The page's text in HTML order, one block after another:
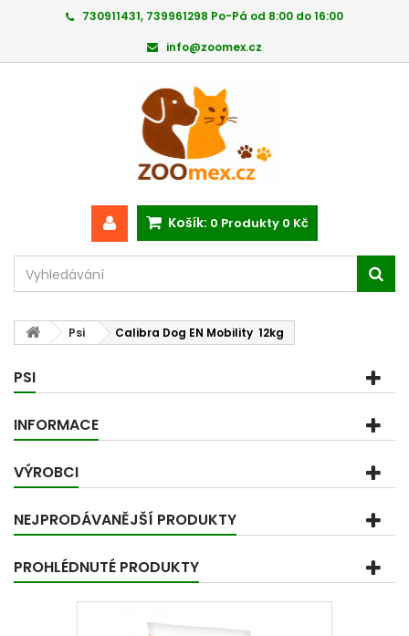
730911431, 739961298 Po-Pá od 8:00 do 16:00
info@zoomex.cz
Košík: 0 Produkty 0 Kč
Psi Calibra Dog EN Mobility 12kg
PSI
INFORMACE
VÝROBCI
NEJPRODÁVANĚJŠÍ PRODUKTY
PROHLÉDNUTÉ PRODUKTY